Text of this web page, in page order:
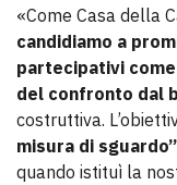
«Come Casa della
candidiamo a
partecipativi
del confronto dal
costruttiva.
misura di sguardo”
quando istituì la